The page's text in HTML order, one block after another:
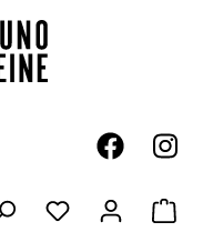
Du hast 0